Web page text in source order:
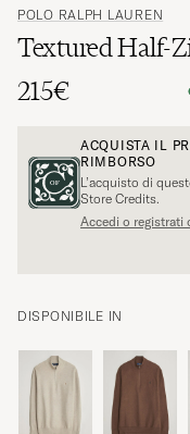
POLO RALPH LAUREN
Textured Half-
215€
ACQUISTA IL
RIMBORSO
L’acquisto di
Store Credits.
Accedi o registrati
DISPONIBILE IN